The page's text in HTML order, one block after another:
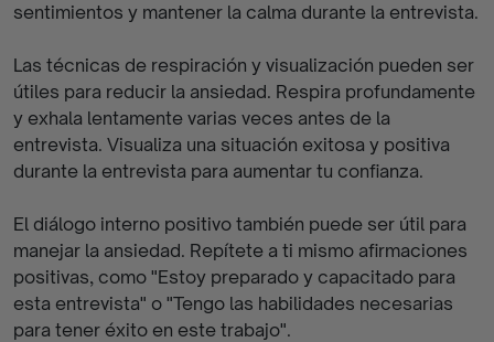
sentimientos y mantener la calma durante la entrevista.
Las técnicas de respiración y visualización pueden ser
útiles para reducir la ansiedad. Respira profundamente
y exhala lentamente varias veces antes de la
entrevista. Visualiza una situación exitosa y positiva
durante la entrevista para aumentar tu confianza.
El diálogo interno positivo también puede ser útil para
manejar la ansiedad. Repítete a ti mismo afirmaciones
positivas, como "Estoy preparado y capacitado para
esta entrevista" o "Tengo las habilidades necesarias
para tener éxito en este trabajo".